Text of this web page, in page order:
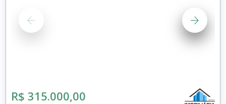
R$ 315.000,00